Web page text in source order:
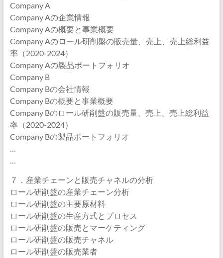
Company A
Company Aの企業情報
Company Aの概要と事業概要
Company Aのロール研削盤の販売量、売上、売上総利益
率（2020-2024）
Company Aの製品ポートフォリオ
Company B
Company Bの会社情報
Company Bの概要と事業概要
Company Bのロール研削盤の販売量、売上、売上総利益
率（2020-2024）
Company Bの製品ポートフォリオ
…
…
７．産業チェーンと販売チャネルの分析
ロール研削盤の産業チェーン分析
ロール研削盤の主要原材料
ロール研削盤の生産方式とプロセス
ロール研削盤の販売とマーケティング
ロール研削盤の販売チャネル
ロール研削盤の販売業者